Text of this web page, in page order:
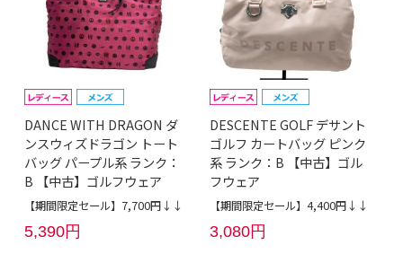
DANCE WITH DRAGON ダ
ンスウィズドラゴン トート
バッグ パープル系 ランク：
B 【中古】ゴルフウェア
【期間限定セール】7,700円↓↓
5,390円
DESCENTE GOLF デサント
ゴルフ カートバッグ ピンク
系 ランク：B 【中古】ゴル
フウェア
【期間限定セール】4,400円↓↓
3,080円